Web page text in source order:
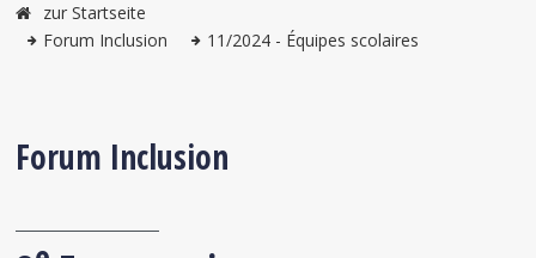
zur Startseite
Forum Inclusion
11/2024 - Équipes scolaires
Forum Inclusion